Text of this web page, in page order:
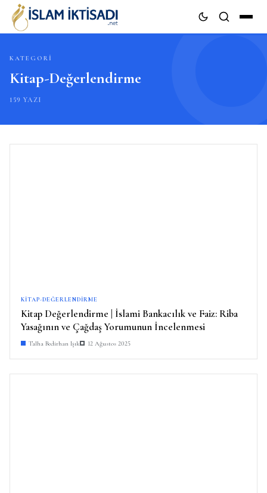
KATEGORI
Kitap-Değerlendirme
159 YAZI
KITAP-DEĞERLENDIRME
Kitap Değerlendirme | İslami Bankacılık ve Faiz: Riba
Yasağının ve Çağdaş Yorumunun İncelenmesi
Talha Bedirhan Işık 12 Ağustos 2025